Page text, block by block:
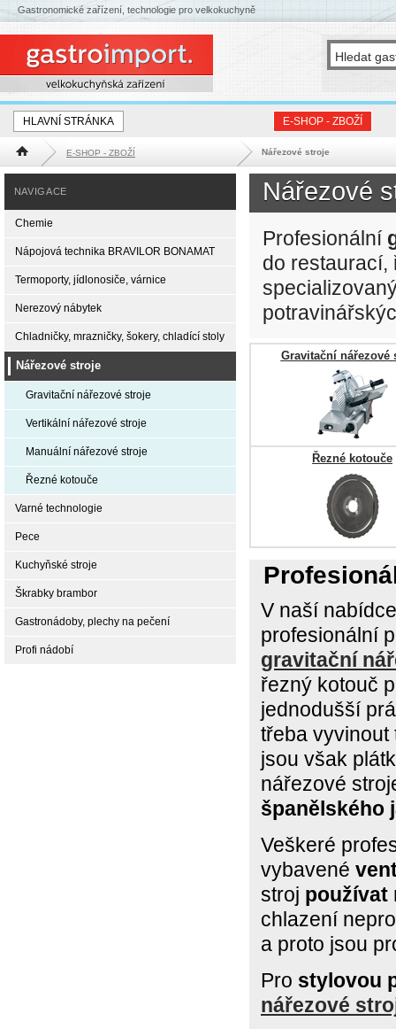
HLAVNÍ STRÁNKA E-SHOP - ZBOŽÍ
GASTRO PROJEKT INFORMACE O
Hlavní stránka E-SHOP - ZBOŽÍ Nářezové stroje
Nářezové
Profesionální
do restaurací,
Gravitační nářezové
Řezné kotouče
V naší
profesionální
gravitační
řezný kotouč
jednodušší
třeba vyvinout
jsou však
nářezové
španělského
Veškeré
vybavené
stroj používat
chlazení
a proto jsou
Pro stylovou
nářezové
NAVIGACE
Chemie
Nápojová technika BRAVILOR BONAMAT
Termoporty, jídlonosiče, várnice
Nerezový nábytek
Chladničky, mrazničky, šokery, chladící stoly
Nářezové stroje
Gravitační nářezové stroje
Vertikální nářezové stroje
Manuální nářezové stroje
Řezné kotouče
Varné technologie
Pece
Kuchyňské stroje
Škrabky brambor
Gastronádoby, plechy na pečení
Profi nádobí
Gastronomické zařízení, technologie pro velkokuchyně